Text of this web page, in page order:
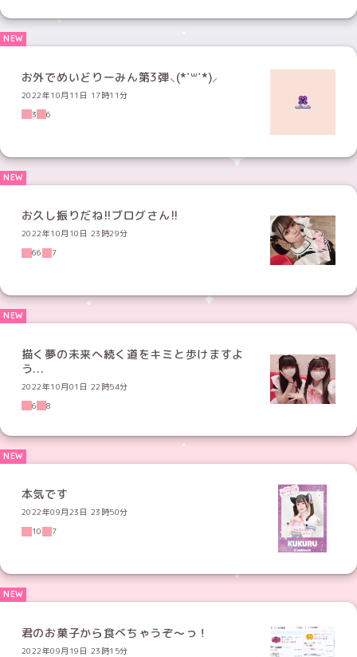
お外でめいどりーみん第3弾⸜(*˙꒳˙*)⸝
2022年10月11日 17時11分
3
6
お久し振りだね!!ブログさん!!
2022年10月10日 23時29分
66
7
描く夢の未来へ続く道をキミと歩けますよ
う...
2022年10月01日 22時54分
6
8
本気です
2022年09月23日 23時50分
10
7
君のお菓子から食べちゃうぞ〜っ！
2022年09月19日 23時15分